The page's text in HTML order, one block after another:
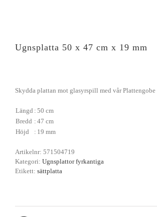
Ugnsplatta 50 x 47 cm x 19 mm
Skydda plattan mot glasyrspill med vår
Längd : 50 cm
Bredd : 47 cm
Höjd
: 19 mm
Artikelnr: 571504719
Kategori: Ugnsplattor fyrkantiga
Etikett: sättplatta